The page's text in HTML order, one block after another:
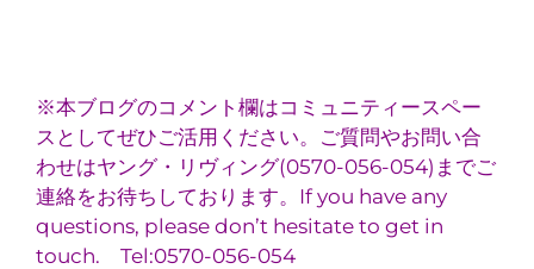
※本ブログのコメント欄はコミュニティースペー
スとしてぜひご活用ください。ご質問やお問い合
わせはヤング・リヴィング(0570-056-054)までご
連絡をお待ちしております。If you have any
questions, please don’t hesitate to get in
touch. Tel:0570-056-054